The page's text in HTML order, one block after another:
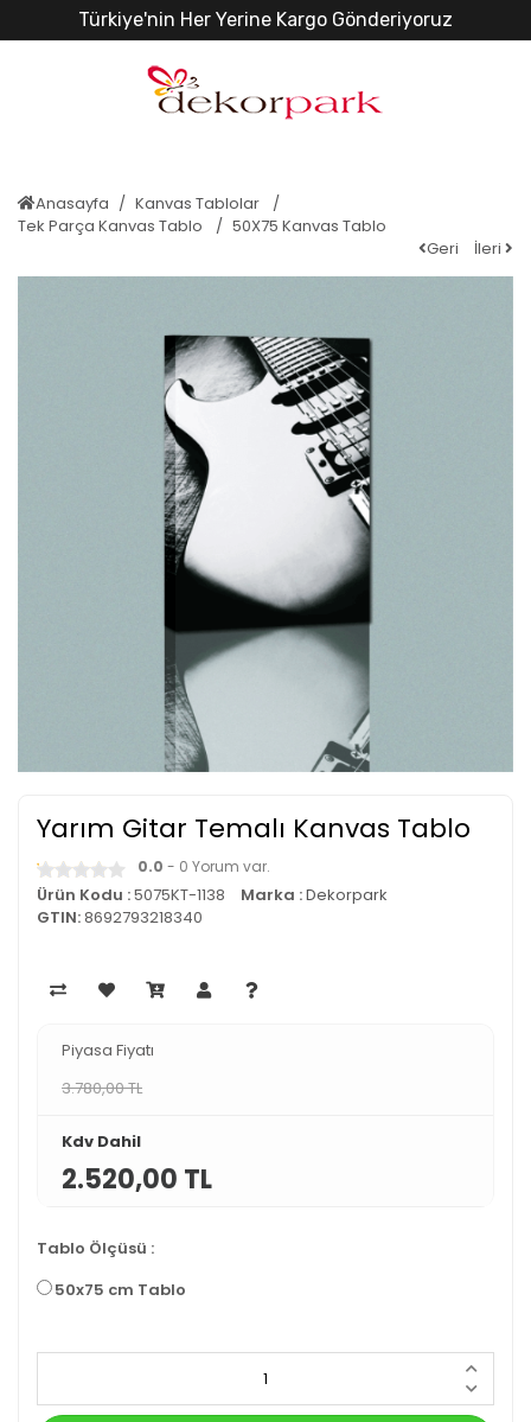
Türkiye'nin Her Yerine Kargo Gönderiyoruz
Anasayfa
Kanvas Tablolar
Tek Parça Kanvas Tablo
50X75 Kanvas Tablo
Geri
İleri
Yarım Gitar Temalı Kanvas Tablo
0.0 - 0 Yorum var.
Ürün Kodu :5075KT-1138 Marka :Dekorpark
GTIN:8692793218340
Piyasa Fiyatı
3.780,00 TL
Kdv Dahil
2.520,00 TL
Tablo Ölçüsü :
50x75 cm Tablo